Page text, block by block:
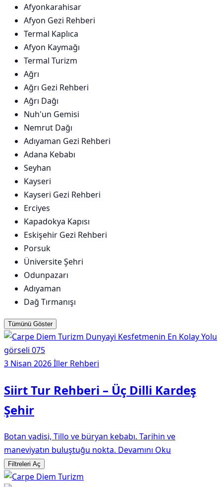
Afyonkarahisar
Afyon Gezi Rehberi
Termal Kaplıca
Afyon Kaymağı
Termal Turizm
Ağrı
Ağrı Gezi Rehberi
Ağrı Dağı
Nuh'un Gemisi
Nemrut Dağı
Adıyaman Gezi Rehberi
Adana Kebabı
Seyhan
Kayseri
Kayseri Gezi Rehberi
Erciyes
Kapadokya Kapısı
Eskişehir Gezi Rehberi
Porsuk
Üniversite Şehri
Odunpazarı
Adıyaman
Dağ Tırmanışı
Tümünü Göster
3 Nisan 2026İller Rehberi
Siirt Tur Rehberi – Üç Dilli Kardeş
Şehir
Botan vadisi, Tillo ve büryan kebabı. Tarihin ve
maneviyatın buluştuğu nokta. Devamını Oku
Filtreleri Aç